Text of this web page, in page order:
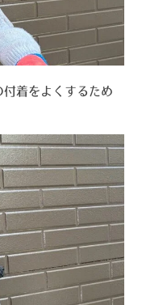
着をよくするため